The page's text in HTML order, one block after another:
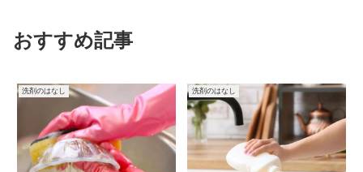
おすすめ記事
洗剤のはなし 洗剤のはなし